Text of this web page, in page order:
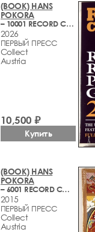
(BOOK) HANS
POKORA
– 10001 RECORD COLLECTOR DREAMS
2026
ПЕРВЫЙ ПРЕСС
Collect
Austria
10,500 ₽
Купить
(BOOK) HANS
POKORA
– 6001 RECORD COLLECTOR DREAMS
2015
ПЕРВЫЙ ПРЕСС
Collect
Austria